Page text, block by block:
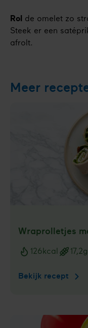
Rol
de omelet zo
Steek er een
afrolt.
Meer
Wraprolletjes
126kcal 17,2
Bekijk recept